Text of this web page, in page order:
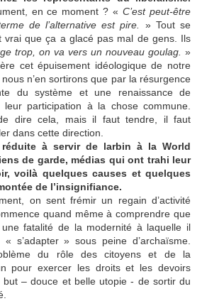
en ce moment ? «C’est peut-être
de l’alternative est pire.
» Tout se
vrai que ça a glacé pas mal de gens. Ils
trop, on va vers un nouveau goulag. »
cet épuisement idéologique de notre
n’en sortirons que par la résurgence
du système et une renaissance de
leur participation à la chose commune.
dire cela, mais il faut tendre, il faut
dans cette direction.
à servir de larbin à la World
de garde, médias qui ont trahi leur
voilà quelques causes et quelques
de l’insignifiance.
on sent frémir un regain d’activité
quand même à comprendre que
fatalité de la modernité à laquelle il
s’adapter » sous peine d’archaïsme.
du rôle des citoyens et de la
pour exercer les droits et les devoirs
but – douce et belle utopie - de sortir du